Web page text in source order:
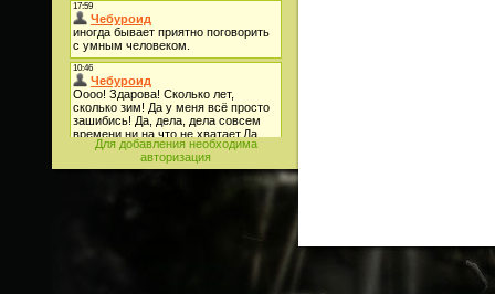
Для добавления необходима
авторизация